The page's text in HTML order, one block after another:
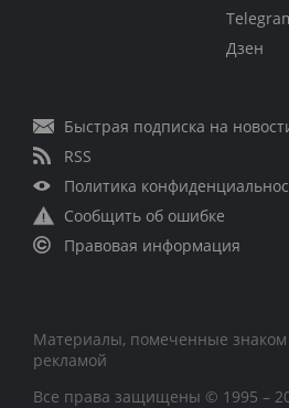
Дзен
Быстрая подписка на
RSS
Политика
Сообщить об ошибке
Правовая информация
Материалы, помеченные знаком
рекламой
Все права защищены © 1995 –